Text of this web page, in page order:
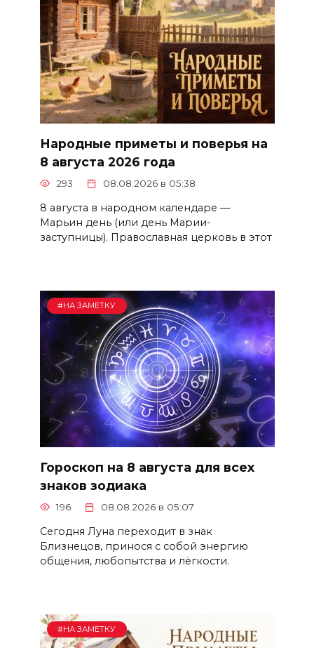
Народные приметы и поверья на
8 августа 2026 года
293 08.08.2026 в 05:38
8 августа в народном календаре —
Марьин день (или день Марии-
заступницы). Православная церковь в этот
#НА ЗАМЕТКУ
Гороскоп на 8 августа для всех
знаков зодиака
196 08.08.2026 в 05:07
Сегодня Луна переходит в знак
Близнецов, принося с собой энергию
общения, любопытства и лёгкости.
#НА ЗАМЕТКУ